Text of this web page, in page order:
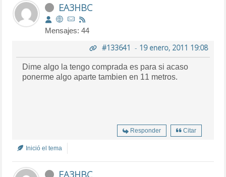
EA3HBC
Mensajes: 44
#133641 - 19 enero, 2011 19:08
Dime algo la tengo comprada es para si acaso
ponerme algo aparte tambien en 11 metros.
Responder Citar
Inició el tema
EA3HBC